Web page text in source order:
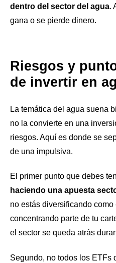
dentro del sector del agua.
gana o se pierde dinero.
Riesgos y
de invertir en
La temática del agua suena
no la convierte en una
riesgos. Aquí es donde se
de una impulsiva.
El primer punto que debes
haciendo una apuesta
no estás diversificando
concentrando parte de tu
el sector se queda atrás
Segundo, no todos los ETFs